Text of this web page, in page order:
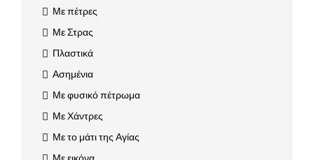
Με πέτρες
Με Στρας
Πλαστικά
Ασημένια
Με φυσικό πέτρωμα
Με Χάντρες
Με το μάτι της Αγίας
Με εικόνα